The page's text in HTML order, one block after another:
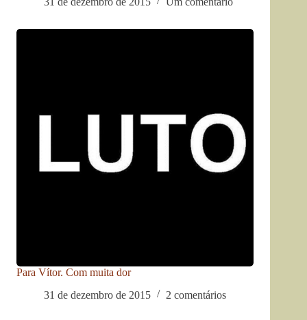
Para Vítor. Com muita dor
31 de dezembro de 2015
2 comentários